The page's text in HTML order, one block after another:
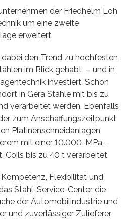
der Friedhelm Loh
um eine zweite
erweitert.
den Trend zu hochfesten
im Blick gehabt – und in
investiert. Schon
in Gera Stähle mit bis zu
verarbeitet werden. Ebenfalls
zum Anschaffungszeitpunkt
Platinenschneidanlagen
mit einer 10.000-MPa-
Coils bis zu 40 t verarbeitet.
Flexibilität und
Stahl-Service-Center die
der Automobilindustrie und
und zuverlässiger Zulieferer